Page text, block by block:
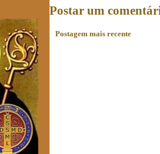
Postar um
Postagem mais recente